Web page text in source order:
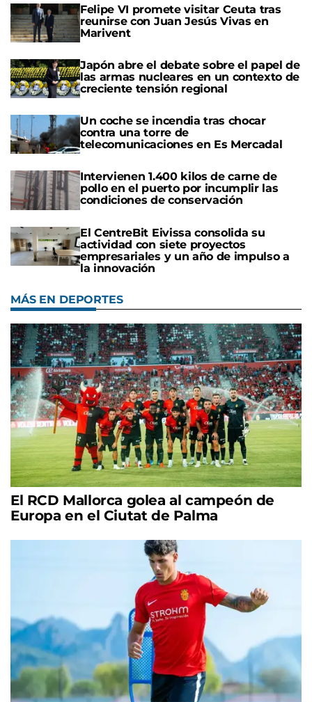
Felipe VI promete visitar Ceuta tras
reunirse con Juan Jesús Vivas en
Marivent
Japón abre el debate sobre el papel de
las armas nucleares en un contexto de
creciente tensión regional
Un coche se incendia tras chocar
contra una torre de
telecomunicaciones en Es Mercadal
Intervienen 1.400 kilos de carne de
pollo en el puerto por incumplir las
condiciones de conservación
El CentreBit Eivissa consolida su
actividad con siete proyectos
empresariales y un año de impulso a
la innovación
MÁS EN DEPORTES
El RCD Mallorca golea al campeón de
Europa en el Ciutat de Palma